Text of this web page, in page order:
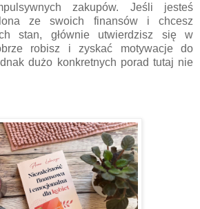
zakupów. Jeśli jesteś
ze swoich finansów i chcesz
stan, głównie utwierdzisz się w
robisz i zyskać motywacje do
dużo konkretnych porad tutaj nie